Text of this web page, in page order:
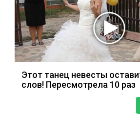
Этот танец невесты
слов! Пересмотрела 10 раз